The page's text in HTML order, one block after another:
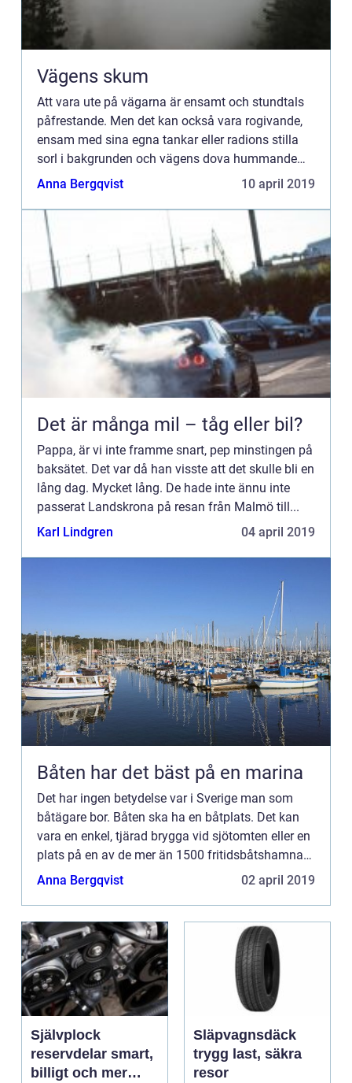
Vägens skum
Att vara ute på vägarna är ensamt och stundtals
påfrestande. Men det kan också vara rogivande,
ensam med sina egna tankar eller radions stilla
sorl i bakgrunden och vägens dova hummande
inunder. Mil efter mil gå...
Anna Bergqvist 10 april 2019
Det är många mil – tåg eller bil?
Pappa, är vi inte framme snart, pep minstingen på
baksätet. Det var då han visste att det skulle bli en
lång dag. Mycket lång. De hade inte ännu inte
passerat Landskrona på resan från Malmö till...
Karl Lindgren
04 april 2019
Båten har det bäst på en marina
Det har ingen betydelse var i Sverige man som
båtägare bor. Båten ska ha en båtplats. Det kan
vara en enkel, tjärad brygga vid sjötomten eller en
plats på en av de mer än 1500 fritidsbåtshamnar
som fi...
Anna Bergqvist 02 april 2019
Självplock
reservdelar smart,
billigt och mer
Släpvagnsdäck
trygg last, säkra
resor